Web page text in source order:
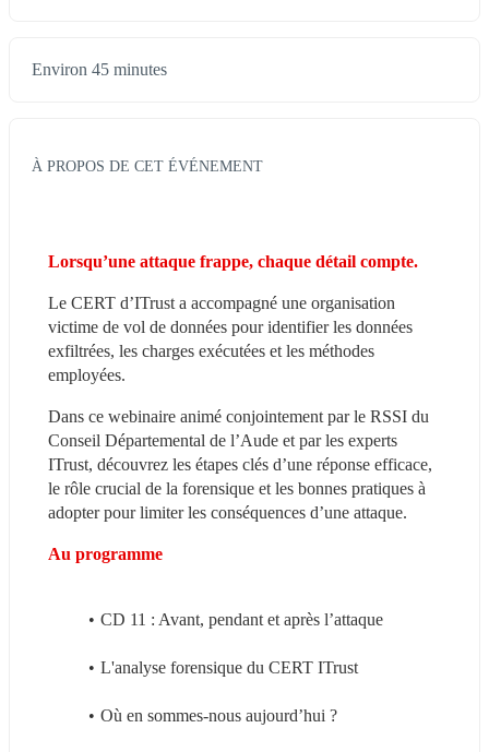
Environ 45 minutes
À PROPOS DE CET ÉVÉNEMENT
Lorsqu’une attaque frappe, chaque détail compte.​
Le CERT d’ITrust a accompagné une organisation
victime de vol de données pour identifier les données
exfiltrées, les charges exécutées et les méthodes
employées.​
Dans ce webinaire animé conjointement par le RSSI du
Conseil Départemental de l’Aude et par les experts
ITrust, découvrez les étapes clés d’une réponse efficace,
le rôle crucial de la forensique et les bonnes pratiques à
adopter pour limiter les conséquences d’une attaque.
Au programme
CD 11 : Avant, pendant et après l’attaque
L'analyse forensique​ du CERT ITrust
Où en sommes-nous aujourd’hui ?